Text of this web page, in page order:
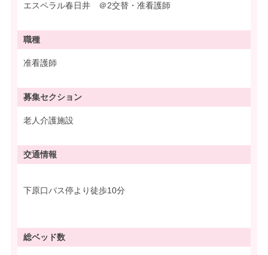
エスペラル春日井 ＠2交替・准看護師
職種
准看護師
募集セクション
老人介護施設
交通情報
下原口バス停より徒歩10分
総ベッド数